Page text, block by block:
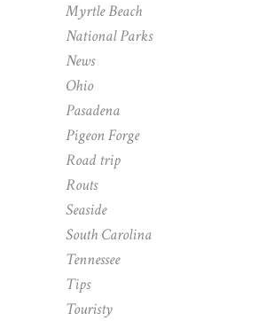
Myrtle Beach
National Parks
News
Ohio
Pasadena
Pigeon Forge
Road trip
Routs
Seaside
South Carolina
Tennessee
Tips
Touristy